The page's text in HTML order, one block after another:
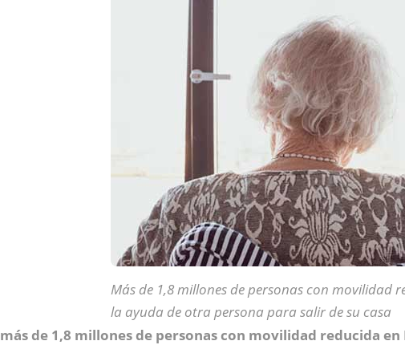
Más de 1,8 millones de personas con movilidad
la ayuda de otra persona para salir de su casa
más de 1,8 millones de personas con movilidad reducida